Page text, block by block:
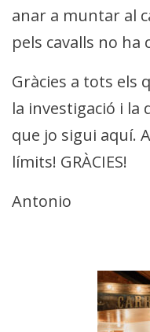
anar a muntar al
pels cavalls no ha
Gràcies a tots els
la investigació i la
que jo sigui aquí.
límits! GRÀCIES!
Antonio